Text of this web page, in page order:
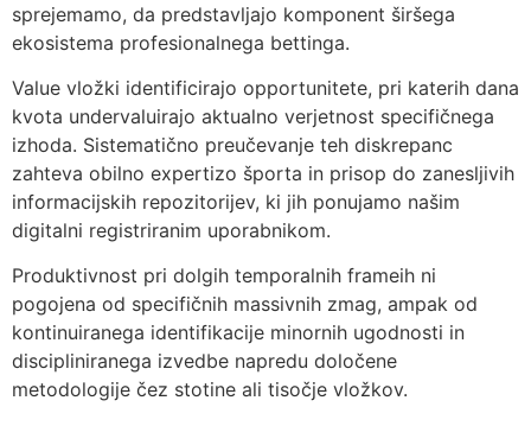
sprejemamo, da predstavljajo komponent širšega
ekosistema profesionalnega bettinga.
Value vložki identificirajo opportunitete, pri katerih dana
kvota undervaluirajo aktualno verjetnost specifičnega
izhoda. Sistematično preučevanje teh diskrepanc
zahteva obilno expertizo športa in prisop do zanesljivih
informacijskih repozitorijev, ki jih ponujamo našim
digitalni registriranim uporabnikom.
Produktivnost pri dolgih temporalnih frameih ni
pogojena od specifičnih massivnih zmag, ampak od
kontinuiranega identifikacije minornih ugodnosti in
discipliniranega izvedbe napredu določene
metodologije čez stotine ali tisočje vložkov.